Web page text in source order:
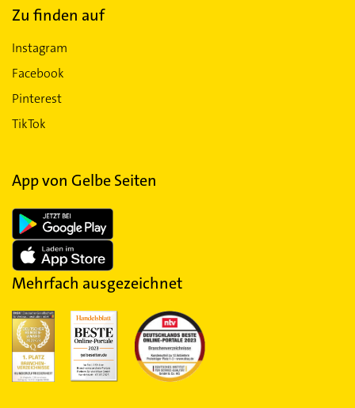
Zu finden auf
Instagram
Facebook
Pinterest
TikTok
App von Gelbe Seiten
Mehrfach ausgezeichnet